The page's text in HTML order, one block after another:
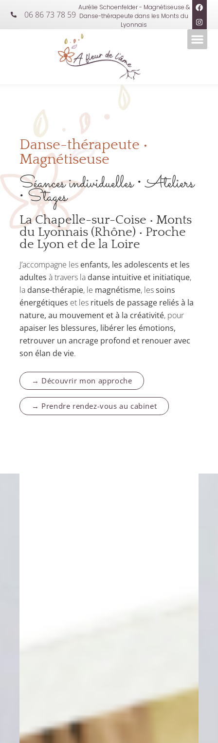
06 86 73 78 59
Aurélie Schoenfelder - Magnétiseuse &
Danse-thérapeute dans les Monts du
Lyonnais
Danse-thérapeute •
Magnétiseuse
Séances individuelles • Ateliers
• Stages
La Chapelle-sur-Coise • Monts
du Lyonnais (Rhône) • Proche
de Lyon et de la Loire
J’accompagne les enfants, les adolescents et les
adultes à travers la danse intuitive et initiatique,
la danse-thérapie, le magnétisme, lessoins
énergétiques et les rituels de passage reliés à la
nature, au mouvement et à la créativité, pour
apaiser les blessures, libérer les émotions,
retrouver un ancrage profond et renouer avec
son élan de vie.
→ Découvrir mon approche
→ Prendre rendez-vous au cabinet